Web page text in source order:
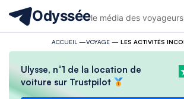
Odysséele média des voyageurs
ACCUEIL —VOYAGE—
Ulysse, n°1 de la location de
voiture sur Trustpilot